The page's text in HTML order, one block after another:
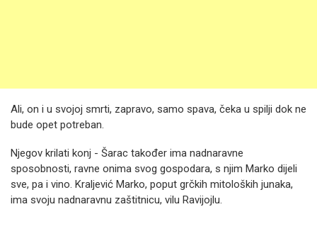
Ali, on i u svojoj smrti, zapravo, samo spava, čeka u spilji dok ne
bude opet potreban.
Njegov krilati konj - Šarac također ima nadnaravne
sposobnosti, ravne onima svog gospodara, s njim Marko dijeli
sve, pa i vino. Kraljević Marko, poput grčkih mitoloških junaka,
ima svoju nadnaravnu zaštitnicu, vilu Ravijojlu.